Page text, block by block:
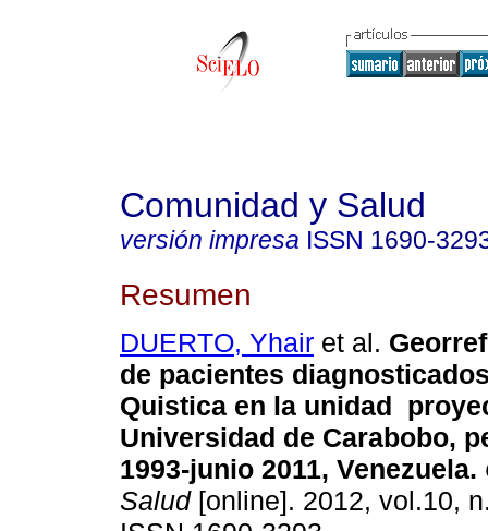
Comunidad y Salud
versión impresa ISSN 1690-
Resumen
DUERTO, Yhair et al. G
de pacientes
Quistica en la unidad
Universidad de Carabobo,
1993-junio 2011, Venezuela.
Salud[online]. 2012, vol.10,